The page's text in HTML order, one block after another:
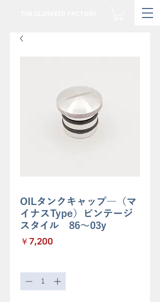
OILタンクキャップ―（マ
イナスType）ビンテージ
スタイル 86～03y
￥7,200